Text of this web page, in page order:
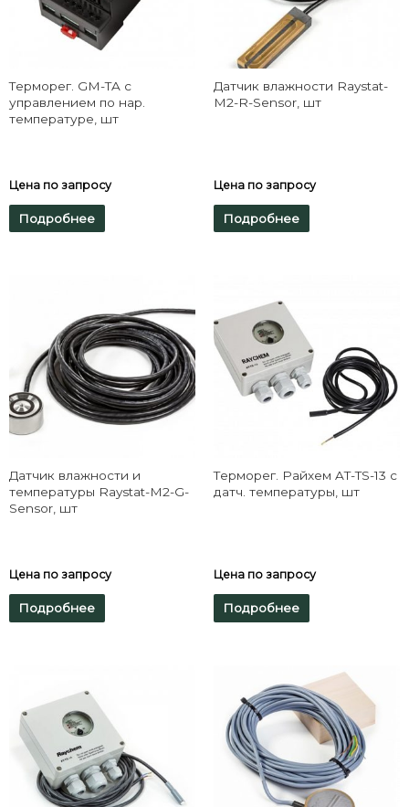
Терморег. GM-TA с
управлением по нар.
температуре, шт
Цена по запросу
Подробнее
Датчик влажности Raystat-
M2-R-Sensor, шт
Цена по запросу
Подробнее
Датчик влажности и
температуры Raystat-M2-G-
Sensor, шт
Цена по запросу
Подробнее
Терморег. Райхем AT-TS-13 с
датч. температуры, шт
Цена по запросу
Подробнее